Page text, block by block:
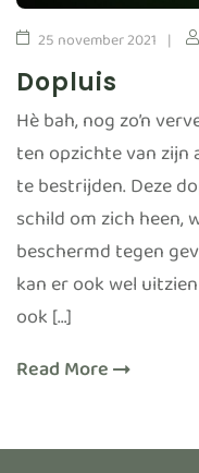
25 november 2021
Dopluis
Hè bah, nog zo’n
ten opzichte van
te bestrijden. Deze
schild om zich
beschermd tegen
kan er ook wel
ook […]
Read More